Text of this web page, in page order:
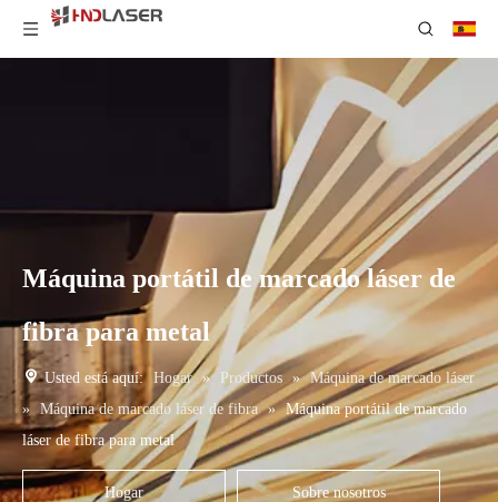
Máquina portátil de marcado láser de
fibra para metal
Usted está aquí: Hogar » Productos » Máquina de marcado láser
» Máquina de marcado láser de fibra » Máquina portátil de marcado
láser de fibra para metal
Hogar Sobre nosotros